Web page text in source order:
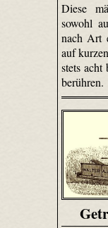
Diese
sowohl
nach Art
auf
stets
berühren.